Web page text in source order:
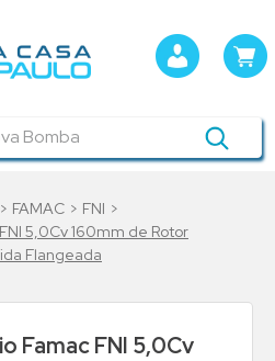
FAMAC
FNI
5,0Cv 160mm de Rotor
Flangeada
Famac FNI 5,0Cv